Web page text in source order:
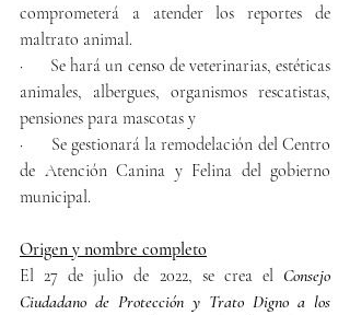
comprometerá a atender los reportes de
maltrato animal.
·      Se hará un censo de veterinarias, estéticas
animales, albergues, organismos rescatistas,
pensiones para mascotas y
·      Se gestionará la remodelación del Centro
de Atención Canina y Felina del gobierno
municipal.
Origen y nombre completo
El 27 de julio de 2022, se crea el Consejo
Ciudadano de Protección y Trato Digno a los